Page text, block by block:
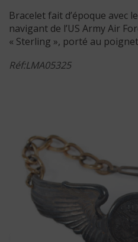
Bracelet fait d’époque avec
navigant de l’US Army Air
« Sterling », porté au
Réf:LMA05325